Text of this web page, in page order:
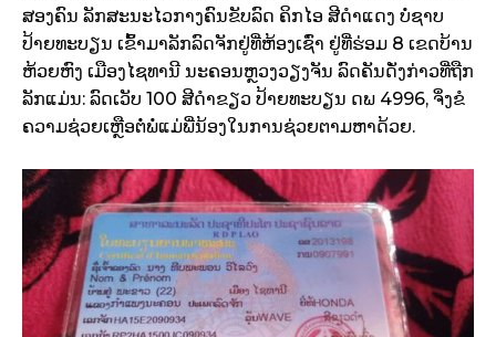
ສອງຄົນ ລັກສະນະໄວກາງຄົນຂັບລົດ ຄິກໄອ ສີດຳແດງ ບໍ່ຊາບ
ປ້າຍທະບຽນ ເຂົ້າມາລັກລົດຈັກຢູ່ທີ່ຫ້ອງເຊົ່າ ຢູ່ທີ່ຮ່ອມ 8 ເຂດບ້ານ
ຫ້ວຍຫົງ ເມືອງໄຊທານີ ນະຄອນຫຼວງວຽງຈັນ ລົດຄັນດັ່ງກ່າວທີ່ຖືກ
ລັກແມ່ນ: ລົດເວັບ 100 ສີດຳຂຽວ ປ້າຍທະບຽນ ດພ 4996, ຈຶ່ງຂໍ
ຄວາມຊ່ວຍເຫຼືອຕໍ່ພໍ່ແມ່ພີ່ນ້ອງໃນການຊ່ວຍຕາມຫາດ້ວຍ.